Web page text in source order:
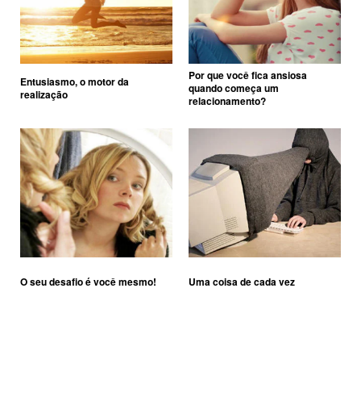
Entusiasmo, o motor da
realização
Por que você fica ansiosa
quando começa um
relacionamento?
O seu desafio é você mesmo! Uma coisa de cada vez